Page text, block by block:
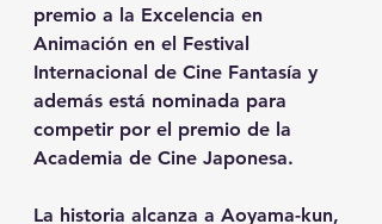
premio a la Excelencia en
Animación en el Festival
Internacional de Cine Fantasía y
además está nominada para
competir por el premio de la
Academia de Cine Japonesa.
La historia alcanza a Aoyama-kun,